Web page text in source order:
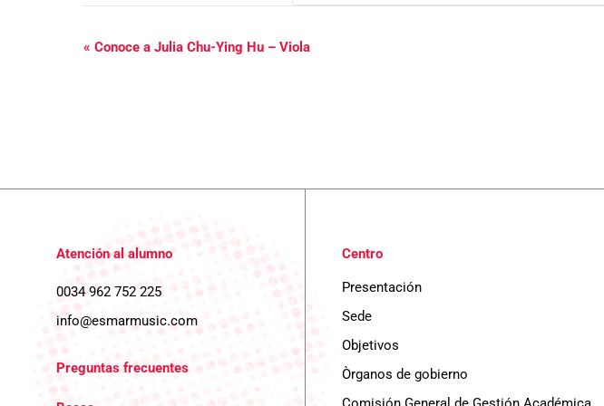
N
g
c
i
ó
« Conoce a Julia Chu-Ying Hu – Viola
Atención al alumno
0034 962 752 225
info@esmarmusic.com
Preguntas frecuentes
Centro
Presentación
Sede
Objetivos
Òrganos de gobierno